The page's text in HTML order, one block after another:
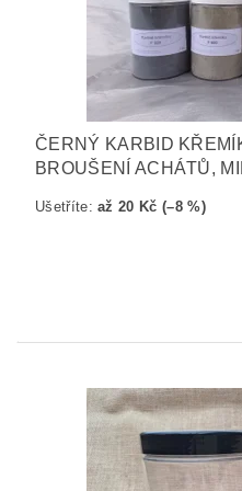
ČERNÝ KARBID
BROUŠENÍ ACHÁTŮ,
Ušetříte:až 20 Kč (–8 %)